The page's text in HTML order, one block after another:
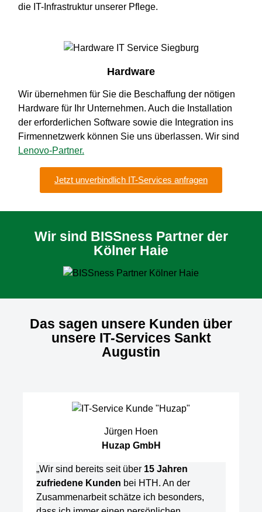
die IT-Infrastruktur unserer Pflege.
Hardware
Wir übernehmen für Sie die Beschaffung der nötigen
Hardware für Ihr Unternehmen. Auch die Installation
der erforderlichen Software sowie die Integration ins
Firmennetzwerk können Sie uns überlassen. Wir sind
Lenovo-Partner.
Jetzt unverbindlich IT-Services anfragen
Wir sind BISSness Partner der
Kölner Haie
Das sagen unsere Kunden über
unsere IT-Services Sankt
Augustin
Jürgen Hoen
Huzap GmbH
„Wir sind bereits seit über 15 Jahren
zufriedene Kunden bei HTH. An der
Zusammenarbeit schätze ich besonders,